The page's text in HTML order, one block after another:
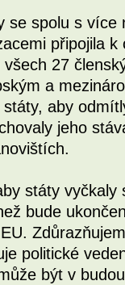
se spolu s
připojila
27
a
aby
jeho
státy
bude
politické
být v